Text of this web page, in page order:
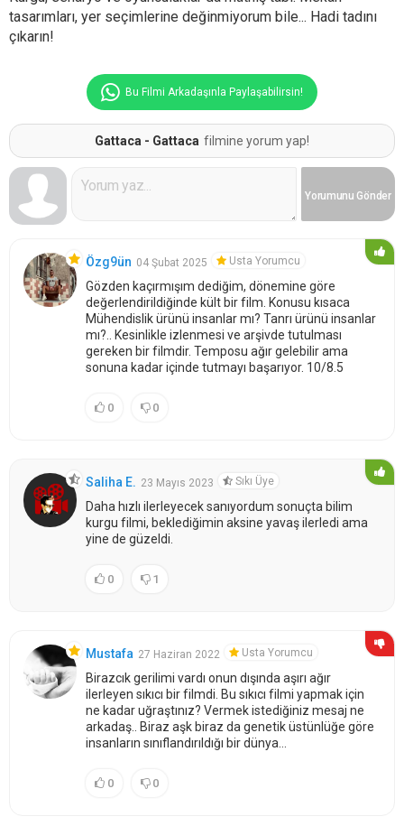
tasarımları, yer seçimlerine değinmiyorum bile... Hadi tadını
çıkarın!
Bu Filmi Arkadaşınla Paylaşabilirsin!
Gattaca - Gattaca filmine yorum yap!
Yorumunu Gönder
Özg9ün 04 Şubat 2025 Usta Yorumcu
Gözden kaçırmışım dediğim, dönemine göre
değerlendirildiğinde kült bir film. Konusu kısaca
Mühendislik ürünü insanlar mı? Tanrı ürünü insanlar
mı?.. Kesinlikle izlenmesi ve arşivde tutulması
gereken bir filmdir. Temposu ağır gelebilir ama
sonuna kadar içinde tutmayı başarıyor. 10/8.5
0 0
Saliha E. 23 Mayıs 2023 Sıkı Üye
Daha hızlı ilerleyecek sanıyordum sonuçta bilim
kurgu filmi, beklediğimin aksine yavaş ilerledi ama
yine de güzeldi.
0 1
Mustafa 27 Haziran 2022 Usta Yorumcu
Birazcık gerilimi vardı onun dışında aşırı ağır
ilerleyen sıkıcı bir filmdi. Bu sıkıcı filmi yapmak için
ne kadar uğraştınız? Vermek istediğiniz mesaj ne
arkadaş.. Biraz aşk biraz da genetik üstünlüğe göre
insanların sınıflandırıldığı bir dünya…
0 0